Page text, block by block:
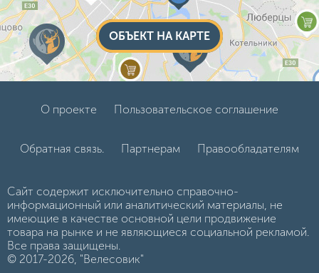
ОБЪЕКТ НА КАРТЕ
О проекте Пользовательское соглашение
Обратная связь. Партнерам Правообладателям
Сайт содержит исключительно справочно-
информационный или аналитический материалы, не
имеющие в качестве основной цели продвижение
товара на рынке и не являющиеся социальной рекламой.
Все права защищены.
© 2017-2026, "Велесовик"